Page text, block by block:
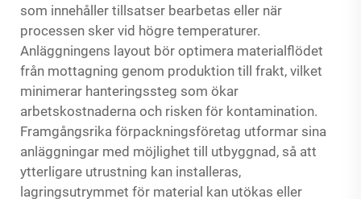
som innehåller tillsatser bearbetas eller när
processen sker vid högre temperaturer.
Anläggningens layout bör optimera materialflödet
från mottagning genom produktion till frakt, vilket
minimerar hanteringssteg som ökar
arbetskostnaderna och risken för kontamination.
Framgångsrika förpackningsföretag utformar sina
anläggningar med möjlighet till utbyggnad, så att
ytterligare utrustning kan installeras,
lagringsutrymmet för material kan utökas eller